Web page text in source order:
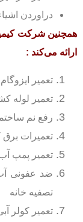
دراوردن
همچنین شرکت
ارائه می‌کند :
تعمیر
تعمیر لوله
رفع نم
تعمیرات
تعمیر پمپ
ضد عفونی
تصفیه خانه
تعمیر کولر